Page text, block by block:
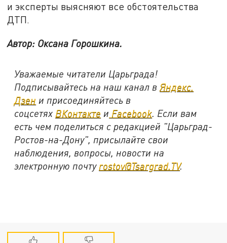
и эксперты выясняют все обстоятельства
ДТП.
Автор: Оксана Горошкина.
Уважаемые читатели Царьграда!
Подписывайтесь на наш канал в Яндекс.
Дзен и присоединяйтесь в
соцсетях ВКонтакте и Facebook . Если вам
есть чем поделиться с редакцией "Царьград-
Ростов-на-Дону", присылайте свои
наблюдения, вопросы, новости на
электронную почту rostov@Tsargrad.TV.